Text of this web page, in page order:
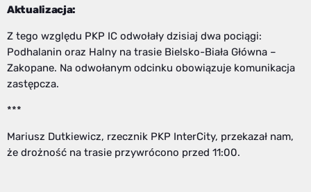
Aktualizacja:
Z tego względu PKP IC odwołały dzisiaj dwa pociągi:
Podhalanin oraz Halny na trasie Bielsko-Biała Główna –
Zakopane. Na odwołanym odcinku obowiązuje komunikacja
zastępcza.
***
Mariusz Dutkiewicz, rzecznik PKP InterCity, przekazał nam,
że drożność na trasie przywrócono przed 11:00.